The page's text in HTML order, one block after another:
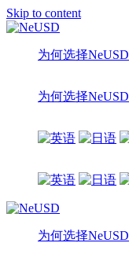
Skip to content
为何选择NeUSD
为何选择NeUSD
为何选择NeUSD